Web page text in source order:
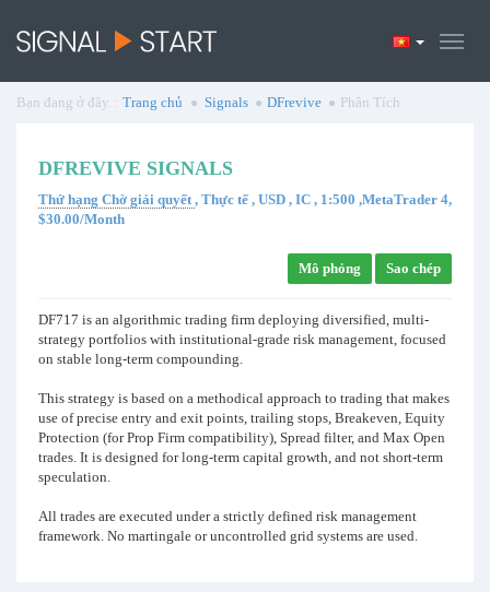
Bạn đang ở đây. : Trang chủ Signals DFrevive Phân Tích
DFREVIVE SIGNALS
Thứ hạng Chờ giải quyết, Thực tế , USD , IC , 1:500 ,MetaTrader 4,
$30.00/Month
Mô phỏng Sao chép
DF717 is an algorithmic trading firm deploying diversified, multi-
strategy portfolios with institutional-grade risk management, focused
on stable long-term compounding.
This strategy is based on a methodical approach to trading that makes
use of precise entry and exit points, trailing stops, Breakeven, Equity
Protection (for Prop Firm compatibility), Spread filter, and Max Open
trades. It is designed for long-term capital growth, and not short-term
speculation.
All trades are executed under a strictly defined risk management
framework. No martingale or uncontrolled grid systems are used.